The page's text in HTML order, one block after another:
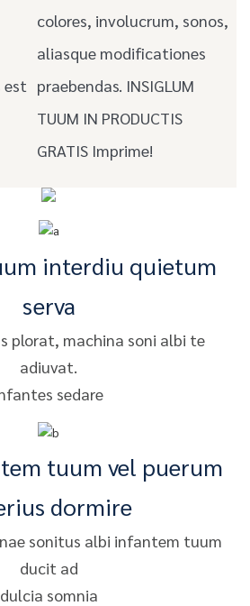
est
colores, involucrum, sonos,
aliasque modificationes
praebendas. INSIGLUM
TUUM IN PRODUCTIS
GRATIS Imprime!
interdiu quietum
serva
plorat, machina soni albi te
adiuvat.
sedare
tuum vel puerum
dormire
sonitus albi infantem tuum
ducit ad
dulcia somnia